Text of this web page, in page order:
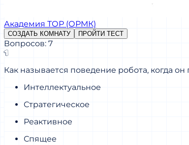
Академия ТОР (ОРМК)
СОЗДАТЬ КОМНАТУ ПРОЙТИ ТЕСТ
Вопросов: 7
1
Как называется поведение робота, когда
Интеллектуальное
Стратегическое
Реактивное
Спящее